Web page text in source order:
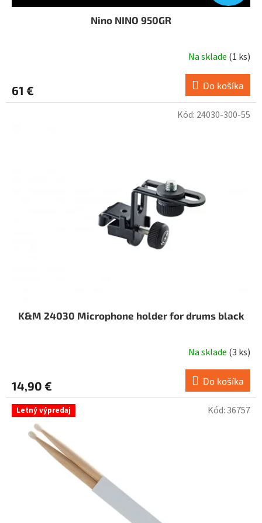
Nino NINO 950GR
Na sklade (1 ks)
61 € Do košíka
K&M 24030 Microphone holder for drums black
Na sklade (3 ks)
14,90 € Do košíka
Kód: 24030-300-55
Letný výpredaj Kód: 36757